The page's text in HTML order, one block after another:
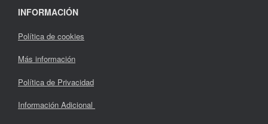
INFORMACIÓN
Política de cookies
Más información
Política de Privacidad
Información Adicional